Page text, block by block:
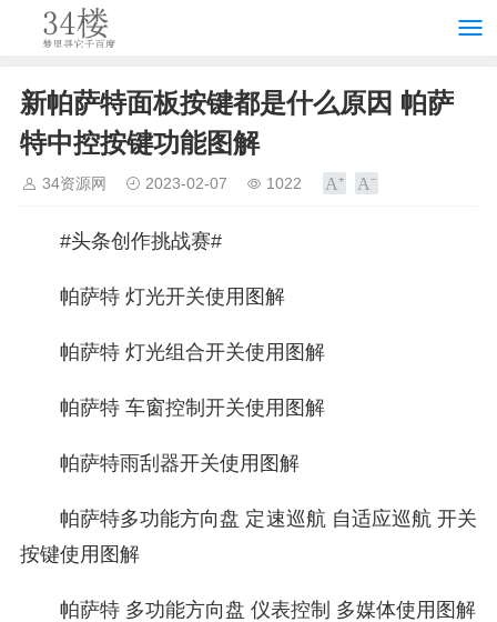
新帕萨特面板按键都是什么原因 帕萨
特中控按键功能图解
34资源网 2023-02-07 1022
#头条创作挑战赛#
帕萨特 灯光开关使用图解
帕萨特 灯光组合开关使用图解
帕萨特 车窗控制开关使用图解
帕萨特雨刮器开关使用图解
帕萨特多功能方向盘 定速巡航 自适应巡航 开关
按键使用图解
帕萨特 多功能方向盘 仪表控制 多媒体使用图解